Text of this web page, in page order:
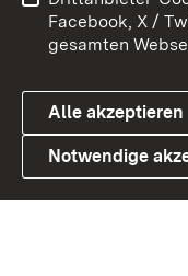
Link zum
Benutzungshinweise
Datenschutz
Facebook, X /
gesamten
Alle akzeptieren
Notwendige